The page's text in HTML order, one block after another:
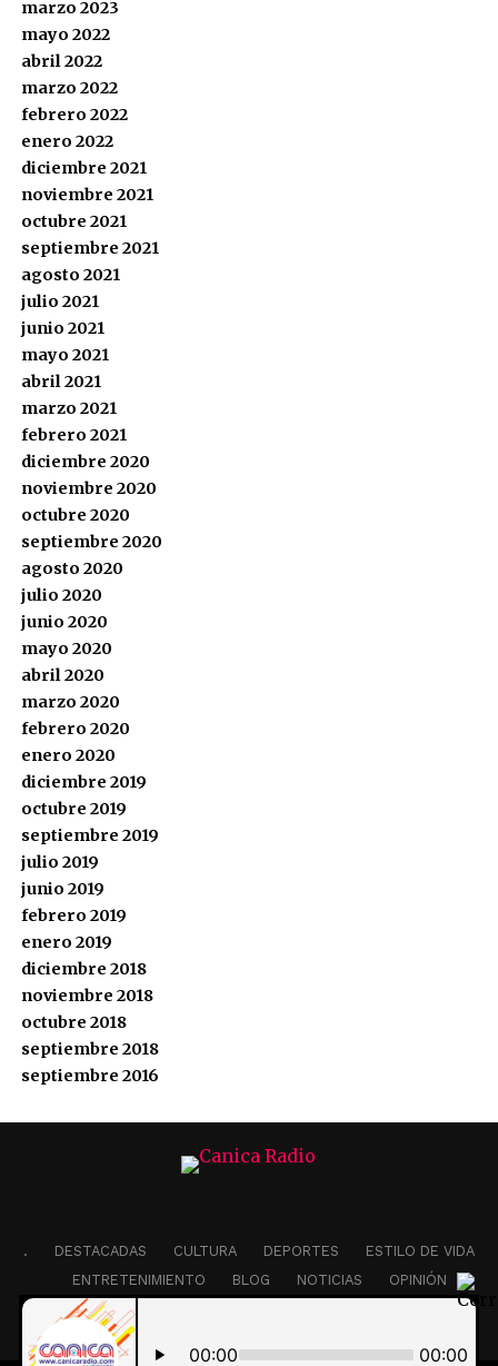
marzo 2023
mayo 2022
abril 2022
marzo 2022
febrero 2022
enero 2022
diciembre 2021
noviembre 2021
octubre 2021
septiembre 2021
agosto 2021
julio 2021
junio 2021
mayo 2021
abril 2021
marzo 2021
febrero 2021
diciembre 2020
noviembre 2020
octubre 2020
septiembre 2020
agosto 2020
julio 2020
junio 2020
mayo 2020
abril 2020
marzo 2020
febrero 2020
enero 2020
diciembre 2019
octubre 2019
septiembre 2019
julio 2019
junio 2019
febrero 2019
enero 2019
diciembre 2018
noviembre 2018
octubre 2018
septiembre 2018
septiembre 2016
. DESTACADAS CULTURA DEPORTES
ESTILO DE VIDA
ENTRETENIMIENTO
BLOG NOTICIAS
OPINIÓN